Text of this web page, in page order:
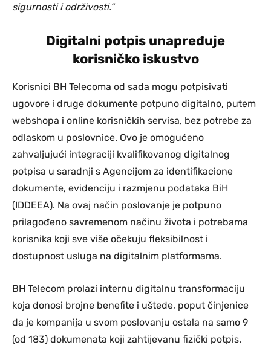
sigurnosti i održivosti.“
Digitalni potpis unapređuje
korisničko iskustvo
Korisnici BH Telecoma od sada mogu potpisivati
ugovore i druge dokumente potpuno digitalno, putem
webshopa i online korisničkih servisa, bez potrebe za
odlaskom u poslovnice. Ovo je omogućeno
zahvaljujući integraciji kvalifikovanog digitalnog
potpisa u saradnji s Agencijom za identifikacione
dokumente, evidenciju i razmjenu podataka BiH
(IDDEEA). Na ovaj način poslovanje je potpuno
prilagođeno savremenom načinu života i potrebama
korisnika koji sve više očekuju fleksibilnost i
dostupnost usluga na digitalnim platformama.
BH Telecom prolazi internu digitalnu transformaciju
koja donosi brojne benefite i uštede, poput činjenice
da je kompanija u svom poslovanju ostala na samo 9
(od 183) dokumenata koji zahtijevanu fizički potpis.